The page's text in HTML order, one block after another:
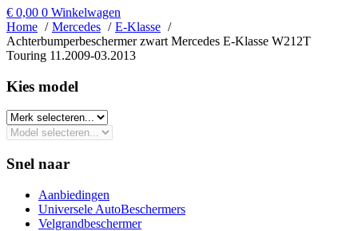
€ 0,00 0 Winkelwagen
Home
Mercedes
E-Klasse
Achterbumperbeschermer zwart Mercedes E-Klasse W212T
Touring 11.2009-03.2013
Kies model​
Snel naar
Aanbiedingen
Universele AutoBeschermers
Velgrandbeschermer